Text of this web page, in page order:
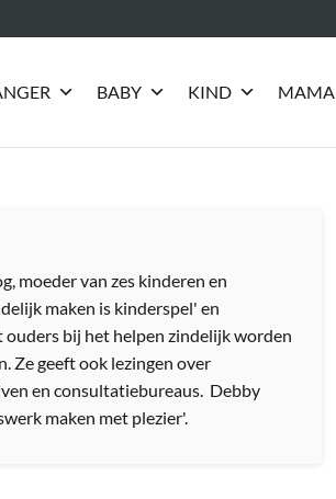
BABY KIND MAMA
moeder van zes kinderen en
maken is kinderspel' en
ouders bij het helpen zindelijk worden
Ze geeft ook lezingen over
en consultatiebureaus. Debby
maken met plezier'.